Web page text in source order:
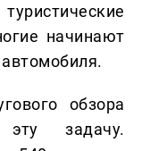
начинают
обзора
эту задачу.